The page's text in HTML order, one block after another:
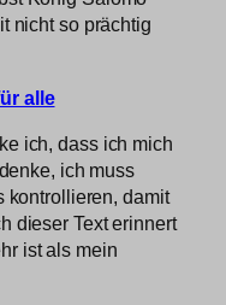
nicht so prächtig
alle
ich, dass ich mich
ich muss
kontrollieren, damit
dieser Text erinnert
ist als mein